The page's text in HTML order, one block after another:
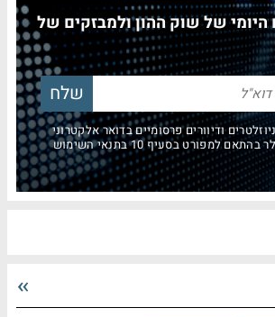
של שוק ההון ולמבזקים של
ודיוורים פרסומיים בדואר אלקטרוני
למפורט בסעיף 10 בתנאי השימוש